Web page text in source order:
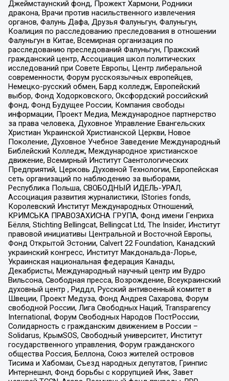
Джеймстаунский фонд, Прожект Хармони, Родники
дракона, Врачи против насильственного извлечения
органов, Фалунь Дафа, Друзья Фалуньгун, Фалуньгун,
Коалиция по расследованию преследования в отношении
Фалуньгун в Китае, Всемирная организация по
расследованию преследований Фалуньгун, Пражский
гражданский центр, Ассоциация школ политических
исследований при Совете Европы, Центр либеральной
современности, Форум русскоязычных европейцев,
Немецко-русский обмен, Бард колледж, Европейский
выбор, Фонд Ходорковского, Оксфордский российский
фонд, Фонд Будущее России, Компания свободы
информации, Проект Медиа, Международное партнерство
за права человека, Духовное Управление Евангельских
Христиан Украинской Христианской Церкви, Новое
Поколение, Духовное Учебное Заведение Международный
Библейский Колледж, Международное христианское
движение, Всемирный Институт Саентологических
Предприятий, Церковь Духовной Технологии, Европейская
сеть организаций по наблюдению за выборами,
Республика Польша, СВОБОДНЫЙ ИДЕЛЬ-УРАЛ,
Ассоциация развития журналистики, IStories fonds,
Королевский Институт Международных Отношений,
КРИМСЬКА ПРАВОЗАХИСНА ГРУПА, Фонд имени Генриха
Бёлля, Stichting Bellingcat, Bellingcat Ltd, The Insider, Институт
правовой инициативы Центральной и Восточной Европы,
Фонд Открытой Эстонии, Calvert 22 Foundation, Канадский
украинский конгресс, Институт Макдональда-Лорье,
Украинская национальная федерация Канады,
Декабристы, Международный научный центр им Вудро
Вильсона, Свободная пресса, Возрождение, Всеукраинский
духовный центр , Риддл, Русский антивоенный комитет в
Швеции, Проект Медуза, Фонд Андрея Сахарова, Форум
свободной России, Лига Свободных Наций, Transparеncy
International, Форум Свободных Народов ПостРоссии,
Солидарность с гражданским движением в России –
Solidarus, КрымSOS, Свободный университет, Институт
государственного управления, Форум гражданского
общества Россия, Беллона, Союз жителей островов
Тисима и Хабомаи, Съезд народных депутатов, Гринпис
Интернешнл, Фонд борьбы с коррупцией Инк, Завет